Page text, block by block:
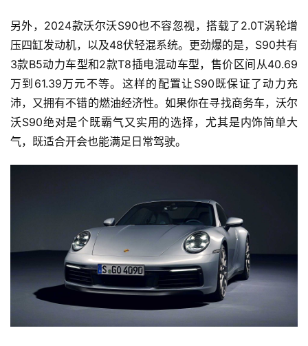
另外，2024款沃尔沃S90也不容忽视，搭载了2.0T涡轮增
压四缸发动机，以及48伏轻混系统。更劲爆的是，S90共有
3款B5动力车型和2款T8插电混动车型，售价区间从40.69
万到61.39万元不等。这样的配置让S90既保证了动力充
沛，又拥有不错的燃油经济性。如果你在寻找商务车，沃尔
沃S90绝对是个既霸气又实用的选择，尤其是内饰简单大
气，既适合开会也能满足日常驾驶。